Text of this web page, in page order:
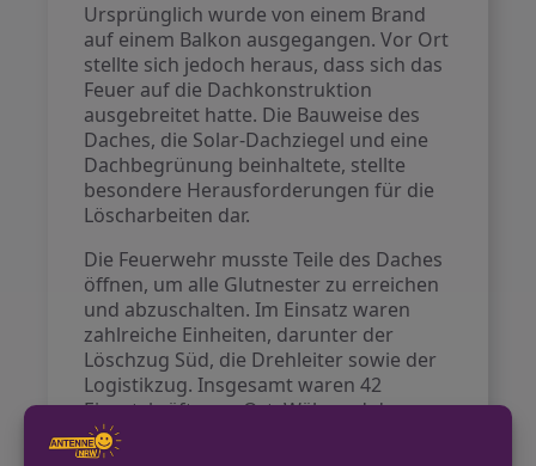
Ursprünglich wurde von einem Brand
auf einem Balkon ausgegangen. Vor Ort
stellte sich jedoch heraus, dass sich das
Feuer auf die Dachkonstruktion
ausgebreitet hatte. Die Bauweise des
Daches, die Solar-Dachziegel und eine
Dachbegrünung beinhaltete, stellte
besondere Herausforderungen für die
Löscharbeiten dar.
Die Feuerwehr musste Teile des Daches
öffnen, um alle Glutnester zu erreichen
und abzuschalten. Im Einsatz waren
zahlreiche Einheiten, darunter der
Löschzug Süd, die Drehleiter sowie der
Logistikzug. Insgesamt waren 42
Einsatzkräfte vor Ort. Während der
Löscharbeiten wurde die Hoffmannallee
zwischen der Kreuzung